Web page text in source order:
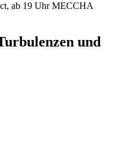
ab 19 Uhr MECCHA
und